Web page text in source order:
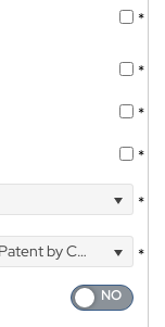
*
*
*
*
*
by Courier
*